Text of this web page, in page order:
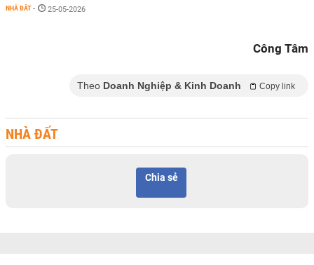
NHÀ ĐẤT - 25-05-2026
Công Tâm
Theo Doanh Nghiệp & Kinh Doanh Copy link
NHÀ ĐẤT
Chia sẻ